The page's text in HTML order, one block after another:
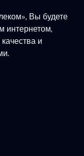
Вы будете
интернетом,
и